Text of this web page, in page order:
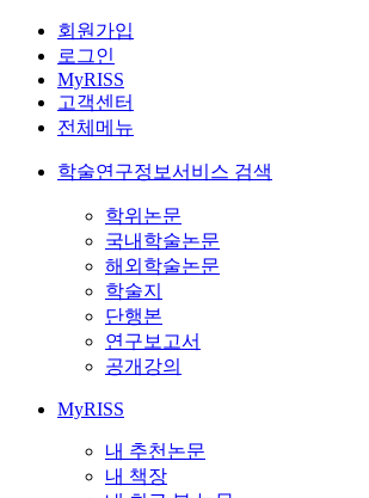
회원가입
로그인
MyRISS
고객센터
전체메뉴
학술연구정보서비스 검색
학위논문
국내학술논문
해외학술논문
학술지
단행본
연구보고서
공개강의
MyRISS
내 추천논문
내 책장